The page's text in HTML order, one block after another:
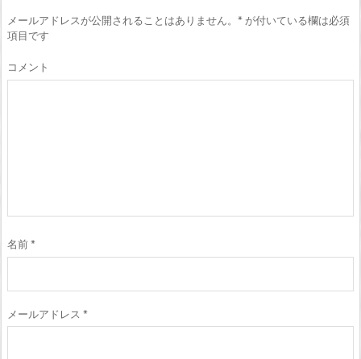
メールアドレスが公開されることはありません。 *が付いている欄は必須
項目です
コメント
名前*
メールアドレス *